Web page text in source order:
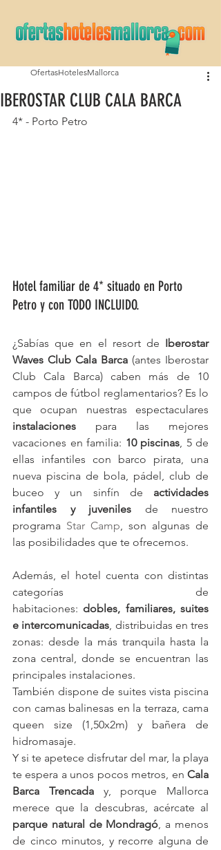
IBEROSTAR CLUB CALA BARCA
OfertasHotelesMallorca
4* - Porto Petro
Hotel familiar de 4* situado en Porto
Petro y con TODO INCLUIDO.
¿Sabías que en el resort de Iberostar
Waves Club Cala Barca (antes Iberostar
Club Cala Barca) caben más de 10
campos de fútbol reglamentarios? Es lo
instalaciones para las mejores
vacaciones en familia: 10 piscinas, 5 de
ellas infantiles con barco pirata, una
nueva piscina de bola, pádel, club de
buceo y un sinfín de actividades
infantiles y juveniles de nuestro
programa Star Camp, son algunas de
las posibilidades que te ofrecemos.
Además, el hotel cuenta con distintas
categorías de
habitaciones: dobles, familiares, suites
e intercomunicadas, distribuidas en tres
zonas: desde la más tranquila hasta la
zona central, donde se encuentran las
principales instalaciones.
También dispone de suites vista piscina
con camas balinesas en la terraza, cama
queen size (1,50x2m) y bañera de
hidromasaje.
Y si te apetece disfrutar del mar, la playa
te espera a unos pocos metros, en Cala
Barca Trencada y, porque Mallorca
parque natural de Mondragó, a menos
de cinco minutos, y recorre alguna de